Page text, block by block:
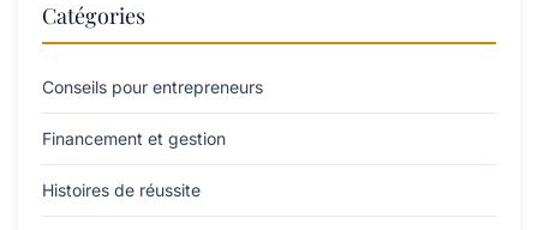
Catégories
Conseils pour entrepreneurs
Financement et gestion
Histoires de réussite